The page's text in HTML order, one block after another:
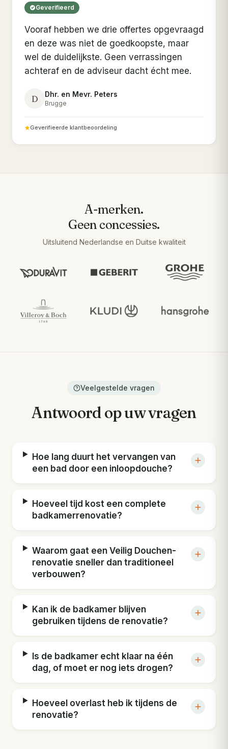
Geverifieerd
Vooraf hebben we drie offertes opgevraagd
en deze was niet de goedkoopste, maar
wel de duidelijkste. Geen verrassingen
achteraf en de adviseur dacht écht mee.
D Dhr. en Mevr. Peters
Brugge
Geverifieerde klantbeoordeling
A-merken.
Geen concessies.
Uitsluitend Nederlandse en Duitse kwaliteit
Veelgestelde vragen
Antwoord op uw vragen
Hoe lang duurt het vervangen van
een bad door een inloopdouche?
Hoeveel tijd kost een complete
badkamerrenovatie?
Waarom gaat een Veilig Douchen-
renovatie sneller dan traditioneel
verbouwen?
Kan ik de badkamer blijven
gebruiken tijdens de renovatie?
Is de badkamer echt klaar na één
dag, of moet er nog iets drogen?
Hoeveel overlast heb ik tijdens de
renovatie?